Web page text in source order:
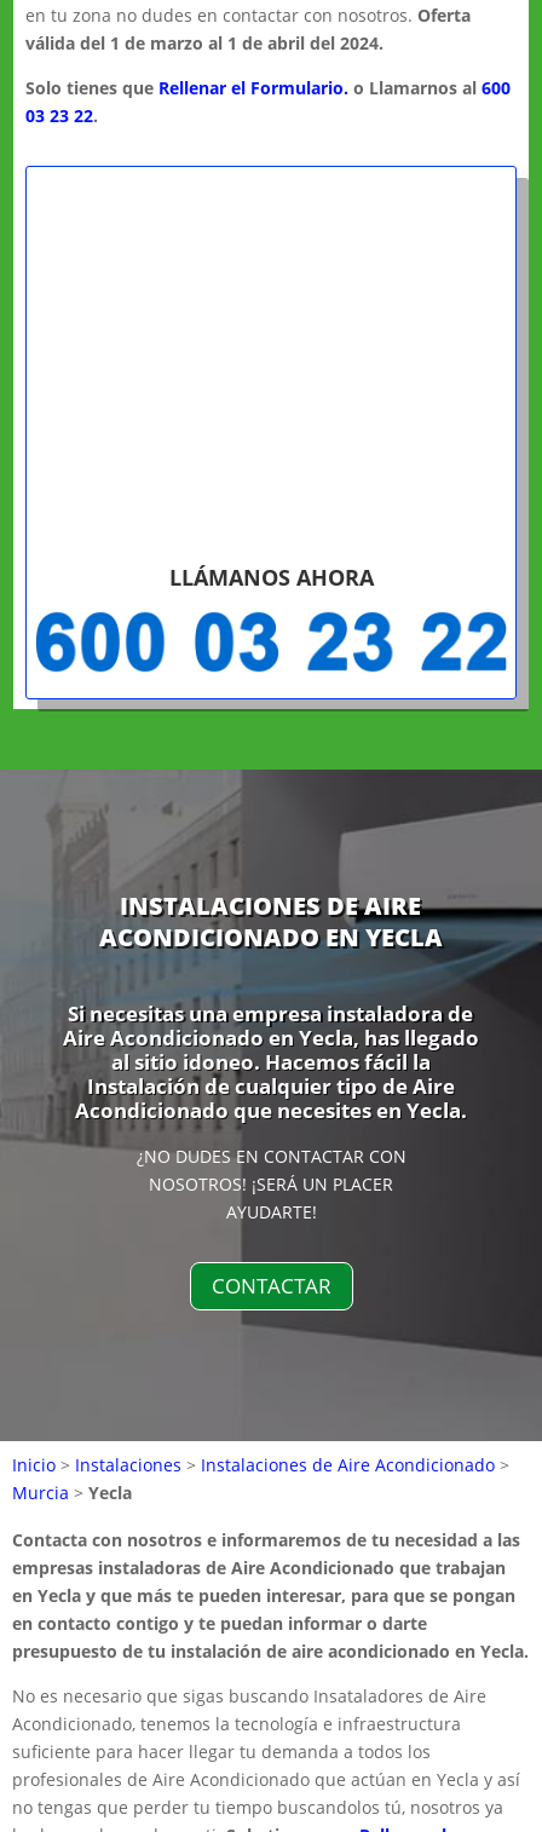
en tu zona no dudes en contactar con nosotros.Oferta
válida del 1 de marzo al 1 de abril del 2024.
Solo tienes que Rellenar el Formulario. o Llamarnos al600
03 23 22.
LLÁMANOS AHORA
INSTALACIONES DE AIRE
ACONDICIONADO EN YECLA
Si necesitas una empresa instaladora de
Aire Acondicionado en Yecla, has llegado
al sitio idoneo. Hacemos fácil la
Instalación de cualquier tipo de Aire
Acondicionado que necesites en Yecla.
¿NO DUDES EN CONTACTAR CON
NOSOTROS! ¡SERÁ UN PLACER
AYUDARTE!
CONTACTAR
Inicio > Instalaciones > Instalaciones de Aire Acondicionado >
Murcia > Yecla
Contacta con nosotros e informaremos de tu necesidad a las
empresas instaladoras de Aire Acondicionado que trabajan
en Yecla y que más te pueden interesar, para que se pongan
en contacto contigo y te puedan informar o darte
presupuesto de tu instalación de aire acondicionado en Yecla.
No es necesario que sigas buscando Insataladores de Aire
Acondicionado, tenemos la tecnología e infraestructura
suficiente para hacer llegar tu demanda a todos los
profesionales de Aire Acondicionado que actúan en Yecla y así
no tengas que perder tu tiempo buscandolos tú, nosotros ya